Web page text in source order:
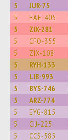
5 JUR-75
5 EAE-405
5 ZIX-281
5 CFO-355
5 ZIX-108
5 RYH-133
5 LIB-993
5 BYS-746
5 ARZ-774
5 EYG-815
5 CIJ-225
5 CCS-585